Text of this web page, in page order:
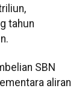
tahun
SBN
aliran